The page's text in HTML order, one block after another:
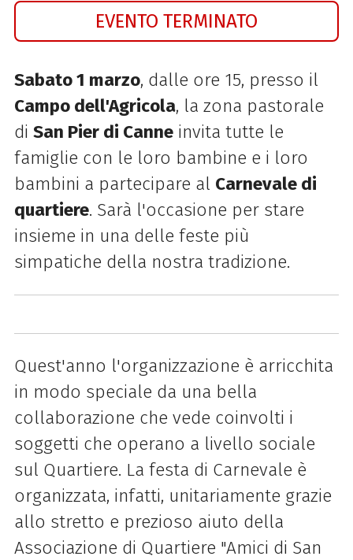
EVENTO TERMINATO
Sabato 1 marzo, dalle ore 15, presso il
Campo dell'Agricola, la zona pastorale
di San Pier di Canneinvita tutte le
famiglie con le loro bambine e i loro
bambini a partecipare al Carnevale di
quartiere. Sarà l'occasione per stare
insieme in una delle feste più
simpatiche della nostra tradizione.
Quest'anno l'organizzazione è arricchita
in modo speciale da una bella
collaborazione che vede coinvolti i
soggetti che operano a livello sociale
sul Quartiere. La festa di Carnevale è
organizzata, infatti, unitariamente grazie
allo stretto e prezioso aiuto della
Associazione di Quartiere "Amici di San